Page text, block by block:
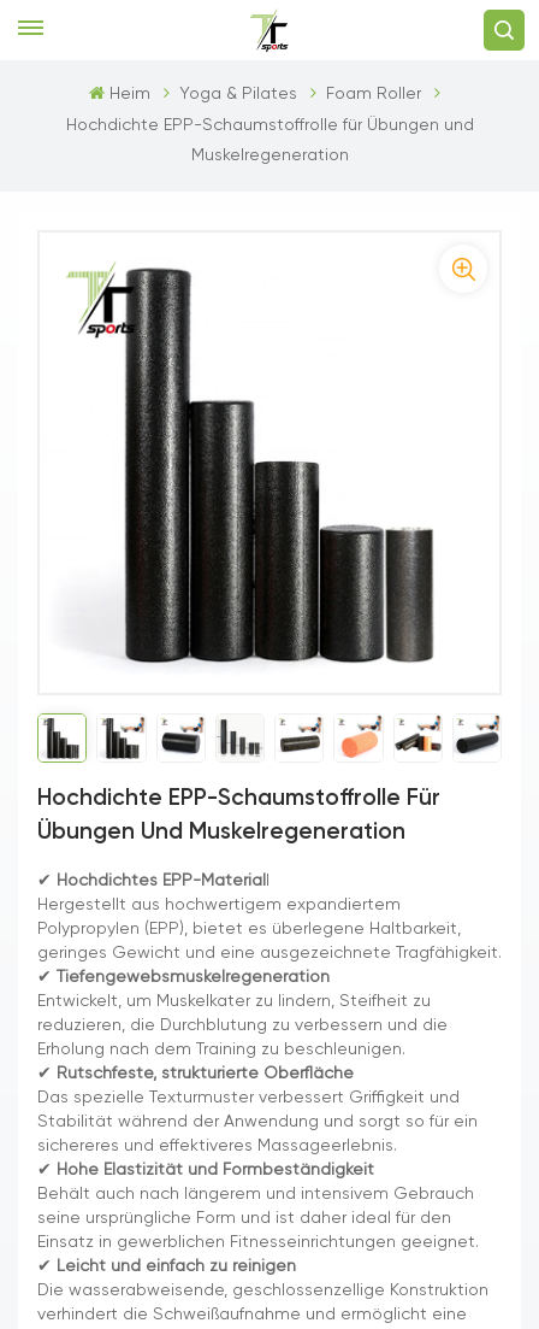
Heim Yoga & Pilates
Foam Roller
Hochdichte EPP-Schaumstoffrolle für Übungen und
Muskelregeneration
Hochdichte EPP-Schaumstoffrolle Für
Übungen Und Muskelregeneration
✔ Hochdichtes EPP-Material
Hergestellt aus hochwertigem expandiertem
Polypropylen (EPP), bietet es überlegene Haltbarkeit,
geringes Gewicht und eine ausgezeichnete Tragfähigkeit.
✔
Tiefengewebsmuskelregeneration
Entwickelt, um Muskelkater zu lindern, Steifheit zu
reduzieren, die Durchblutung zu verbessern und die
Erholung nach dem Training zu beschleunigen.
✔ Rutschfeste, strukturierte Oberfläche
Das spezielle Texturmuster verbessert Griffigkeit und
Stabilität während der Anwendung und sorgt so für ein
sichereres und effektiveres Massageerlebnis.
✔ Hohe Elastizität und Formbeständigkeit
Behält auch nach längerem und intensivem Gebrauch
seine ursprüngliche Form und ist daher ideal für den
Einsatz in gewerblichen Fitnesseinrichtungen geeignet.
✔ Leicht und einfach zu reinigen
Die wasserabweisende, geschlossenzellige Konstruktion
verhindert die Schweißaufnahme und ermöglicht eine